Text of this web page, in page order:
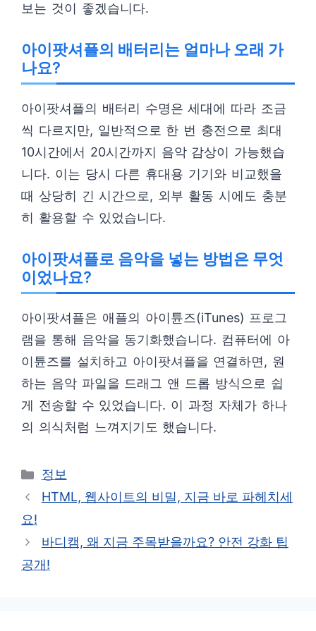
보는 것이 좋겠습니다.
아이팟셔플의 배터리는 얼마나 오래 가
나요?
아이팟셔플의 배터리 수명은 세대에 따라 조금
씩 다르지만, 일반적으로 한 번 충전으로 최대
10시간에서 20시간까지 음악 감상이 가능했습
니다. 이는 당시 다른 휴대용 기기와 비교했을
때 상당히 긴 시간으로, 외부 활동 시에도 충분
히 활용할 수 있었습니다.
아이팟셔플로 음악을 넣는 방법은 무엇
이었나요?
아이팟셔플은 애플의 아이튠즈(iTunes) 프로그
램을 통해 음악을 동기화했습니다. 컴퓨터에 아
이튠즈를 설치하고 아이팟셔플을 연결하면, 원
하는 음악 파일을 드래그 앤 드롭 방식으로 쉽
게 전송할 수 있었습니다. 이 과정 자체가 하나
의 의식처럼 느껴지기도 했습니다.
카
테
정보
HTML, 웹사이트의 비밀, 지금 바로 파헤치세
요!
바디캠, 왜 지금 주목받을까요? 안전 강화 팁
공개!